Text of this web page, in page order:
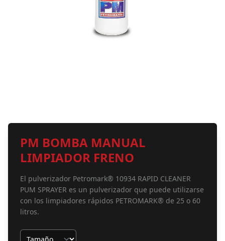
PM BOMBA MANUAL
LIMPIADOR FRENO
El pulverizador Petromark® 10934 RAPID CLEANER
PUM SPRAYER es un pulverizador que puede utilizarse
con los limpiadores rápidos PETROMARK® de 25 o 60
litros.
Tamaño